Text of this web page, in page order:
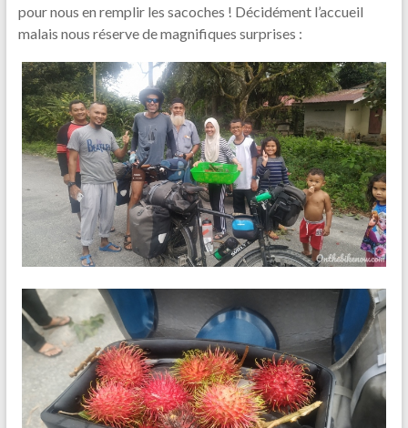
pour nous en remplir les sacoches ! Décidément l’accueil
malais nous réserve de magnifiques surprises :